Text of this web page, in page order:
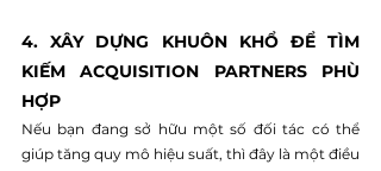
4. XÂY DỰNG KHUÔN KHỔ ĐỂ TÌM
KIẾM ACQUISITION PARTNERS PHÙ
HỢP
Nếu bạn đang sở hữu một số đối tác có thể
giúp tăng quy mô hiệu suất, thì đây là một điều